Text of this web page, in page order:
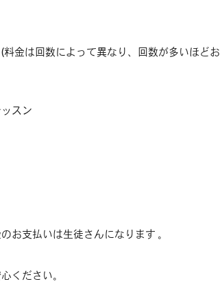
金は回数によって異なり、回数が多いほどお
スン
お支払いは生徒さんになります 。
ください。